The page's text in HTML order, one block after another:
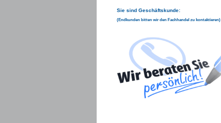
Sie sind Geschäftskunde:
(Endkunden bitten wir den Fachhandel zu kontaktieren)